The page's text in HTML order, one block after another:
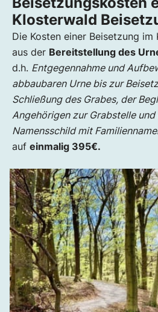
Klosterwald
Die Kosten einer Beisetzung
aus der Bereitstellung des
d.h. Entgegennahme und
abbaubaren Urne bis zur
Schließung des Grabes, der
Angehörigen zur Grabstelle und
Namensschild mit
auf einmalig 395€.